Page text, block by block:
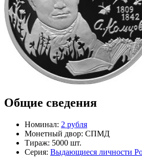
Общие сведения
Номинал: 2 рубля
Монетный двор: СПМД
Тираж: 5000 шт.
Серия: Выдающиеся личности